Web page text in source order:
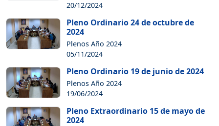
20/12/2024
Pleno Ordinario 24 de octubre de
2024
Plenos Año 2024
05/11/2024
Pleno Ordinario 19 de junio de 2024
Plenos Año 2024
19/06/2024
Pleno Extraordinario 15 de mayo de
2024